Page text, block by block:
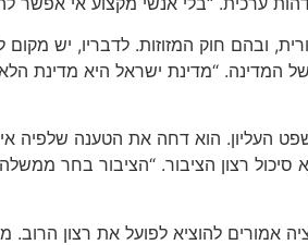
המדינה. “מדינת ישראל היא מדינת
הוא דחה את הטענה שלפיה אי
רצון הציבור. “הציבור בחר
פוגע ביכולת הממשלה למשול. “אנחנו שליחי ציבור. 68 חברי